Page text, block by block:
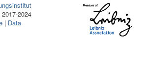
2024
| Data